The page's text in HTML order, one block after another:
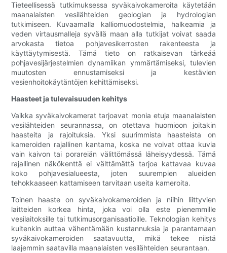
Tieteellisessä tutkimuksessa syväkaivokameroita käytetään
maanalaisten vesilähteiden geologian ja hydrologian
tutkimiseen. Kuvaamalla kalliomuodostelmia, halkeamia ja
veden virtausmalleja syvällä maan alla tutkijat voivat saada
arvokasta tietoa pohjavesikerrosten rakenteesta ja
käyttäytymisestä. Tämä tieto on ratkaisevan tärkeää
pohjavesijärjestelmien dynamiikan ymmärtämiseksi, tulevien
muutosten ennustamiseksi ja kestävien
vesienhoitokäytäntöjen kehittämiseksi.
Haasteet ja tulevaisuuden kehitys
Vaikka syväkaivokamerat tarjoavat monia etuja maanalaisten
vesilähteiden seurannassa, on otettava huomioon joitakin
haasteita ja rajoituksia. Yksi suurimmista haasteista on
kameroiden rajallinen kantama, koska ne voivat ottaa kuvia
vain kaivon tai porareiän välittömässä läheisyydessä. Tämä
rajallinen näkökenttä ei välttämättä tarjoa kattavaa kuvaa
koko pohjavesialueesta, joten suurempien alueiden
tehokkaaseen kattamiseen tarvitaan useita kameroita.
Toinen haaste on syväkaivokameroiden ja niihin liittyvien
laitteiden korkea hinta, joka voi olla este pienemmille
vesilaitoksille tai tutkimusorganisaatioille. Teknologian kehitys
kuitenkin auttaa vähentämään kustannuksia ja parantamaan
syväkaivokameroiden saatavuutta, mikä tekee niistä
laajemmin saatavilla maanalaisten vesilähteiden seurantaan.